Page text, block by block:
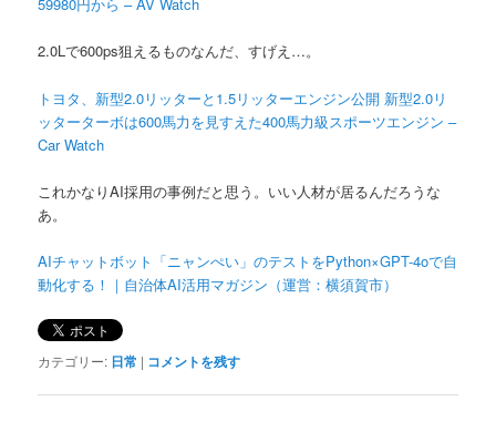
2.0Lで600ps狙えるものなんだ、すげえ…。
トヨタ、新型2.0リッターと1.5リッターエンジン公開 新型2.0リ
ッターターボは600馬力を見すえた400馬力級スポーツエンジン –
Car Watch
これかなりAI採用の事例だと思う。いい人材が居るんだろうな
あ。
AIチャットボット「ニャンぺい」のテストをPython×GPT-4oで自
動化する！｜自治体AI活用マガジン（運営：横須賀市）
カテゴリー: 日常 | コメントを残す